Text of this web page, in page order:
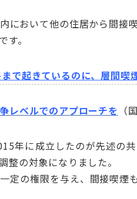
において他の住居から間接
す。
で起きているのに、層間喫
レベルでのアプローチを （
年に成立したのが先述の
整の対象になりました。
定の権限を与え、間接喫煙